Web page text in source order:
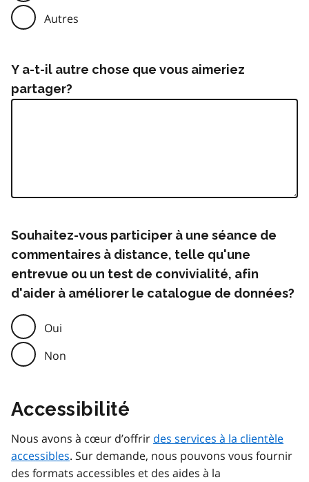
Autres
Y a-t-il autre chose que vous aimeriez
partager?
Souhaitez-vous participer à une séance de
commentaires à distance, telle qu'une
entrevue ou un test de convivialité, afin
d'aider à améliorer le catalogue de données?
Oui
Non
Accessibilité
Nous avons à cœur d’offrir des services à la clientèle
accessibles. Sur demande, nous pouvons vous fournir
des formats accessibles et des aides à la